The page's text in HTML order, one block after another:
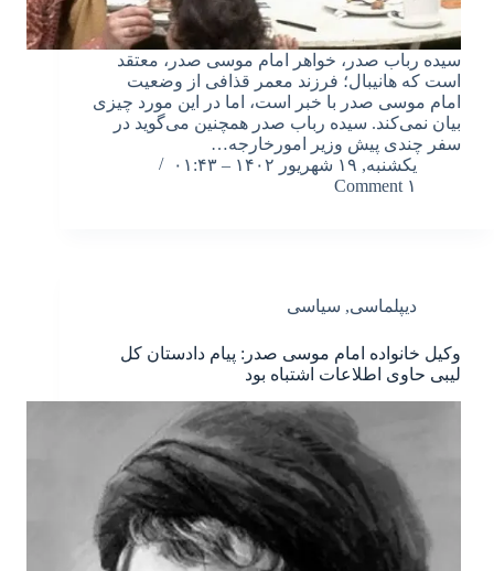
سیده رباب صدر، خواهر امام موسی صدر، معتقد
است که هانیبال؛ فرزند معمر قذافی از وضعیت
امام موسی صدر با خبر است، اما در این مورد چیزی
بیان نمی‌کند. سیده رباب صدر همچنین می‌گوید در
سفر چندی پیش وزیر امورخارجه…
یکشنبه, ۱۹ شهریور ۱۴۰۲ – ۰۱:۴۳
۱ Comment
دیپلماسی, سیاسی
وکیل خانواده امام موسی صدر: پیام دادستان کل
لیبی حاوی اطلاعات اشتباه بود